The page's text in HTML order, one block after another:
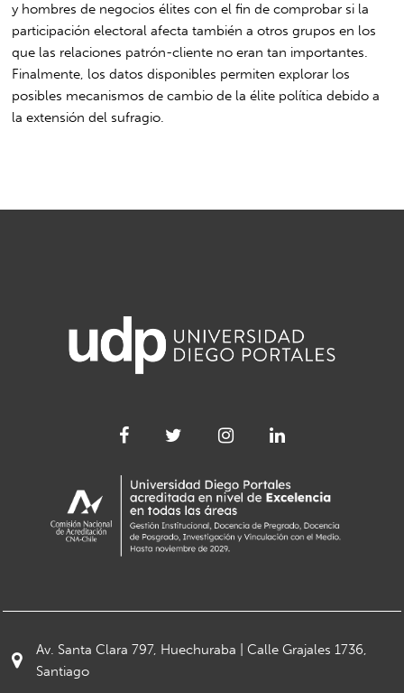
y hombres de negocios élites con el fin de comprobar si la
participación electoral afecta también a otros grupos en los
que las relaciones patrón-cliente no eran tan importantes.
Finalmente, los datos disponibles permiten explorar los
posibles mecanismos de cambio de la élite política debido a
la extensión del sufragio.
Av. Santa Clara 797, Huechuraba | Calle Grajales 1736,
Santiago